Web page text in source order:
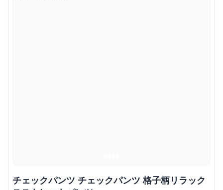
チェックパンツ チェックパンツ 格子柄リラック